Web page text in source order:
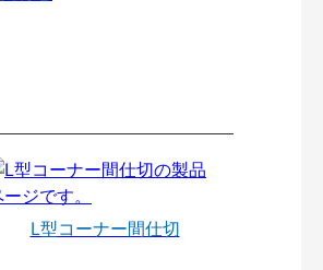
L型コーナー間仕切